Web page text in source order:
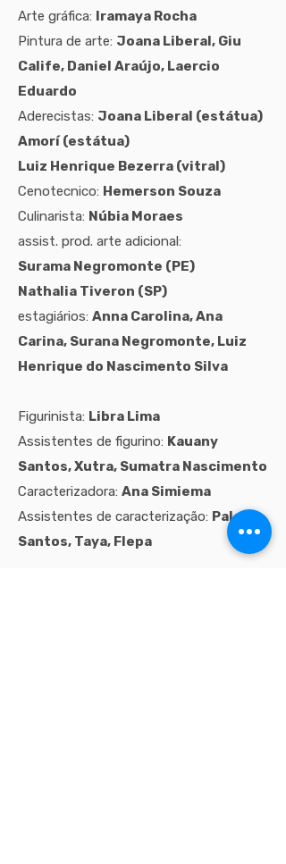
Arte gráfica: Iramaya Rocha
Pintura de arte: Joana Liberal, Giu
Calife, Daniel Araújo, Laercio
Eduardo
Aderecistas: Joana Liberal (estátua)
Amorí (estátua)
Luiz Henrique Bezerra (vitral)
Cenotecnico: Hemerson Souza
Culinarista: Núbia Moraes
assist. prod. arte adicional:
Surama Negromonte (PE)
Nathalia Tiveron (SP)
estagiários: Anna Carolina, Ana
Carina, Surana Negromonte, Luiz
Henrique do Nascimento Silva
Figurinista: Libra Lima
Assistentes de figurino: Kauany
Santos, Xutra, Sumatra Nascimento
Caracterizadora: Ana Simiema
Assistentes de caracterização: Paloma
Santos, Taya, Flepa